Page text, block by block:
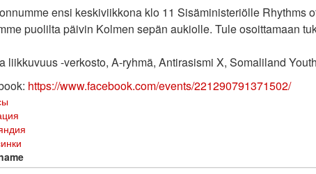
ensi keskiviikkona klo 11 Sisäministeriölle Rhythms
puolilta päivin Kolmen sepän aukiolle. Tule osoittamaan
liikkuvuus -verkosto, A-ryhmä, Antirasismi X, Somaliland Youth
https://www.facebook.com/events/221290791371502/